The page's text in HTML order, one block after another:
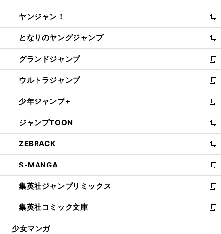
開
く
ウ
で
開
く
ウ
ィ
ン
ド
ウ
で
開
く
し
い
ウ
ィ
ン
ド
ウ
で
開
く
ヤンジャン！
新
し
い
ウ
ィ
ン
ド
ウ
で
開
く
となりのヤングジャンプ
新
し
い
ウ
ィ
ン
ド
ウ
で
開
く
グランドジャンプ
新
し
い
ウ
ィ
ン
ド
ウ
で
開
く
ウルトラジャンプ
新
し
い
ウ
ィ
ン
ド
ウ
で
開
く
少年ジャンプ+
新
し
い
ウ
ィ
ン
ド
ウ
で
開
く
ジャンプTOON
新
し
い
ウ
ィ
ン
ド
ウ
で
開
ZEBRACK
新
し
い
ウ
ィ
ン
ド
ウ
S-MANGA
新
し
い
ウ
ィ
ン
集英社ジャンプリミックス
新
し
い
ウ
集英社コミック文庫
新
し
少女マンガ